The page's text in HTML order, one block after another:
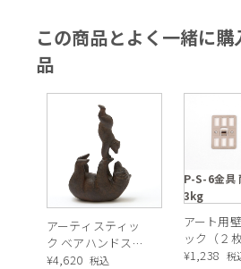
この商品とよく一緒に
品
アーティスティッ
ク ベアハンドスタ
ンド オブジェ
¥4,620 税込
P-S-6金具
3kg
アート用
ック（２
ト）耐荷重
¥1,238 税